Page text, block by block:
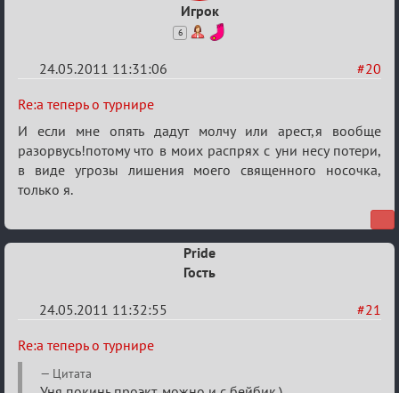
Игрок
6
#20
24.05.2011 11:31:06
Re:
а
теперь
о
турнире
Re:а теперь о турнире
И если мне опять дадут молчу или арест,я вообще
разорвусь!потому что в моих распрях с уни несу потери,
в виде угрозы лишения моего священного носочка,
только я.
Pride
Гость
#21
24.05.2011 11:32:55
Re:
а
Re:а теперь о турнире
Цитата